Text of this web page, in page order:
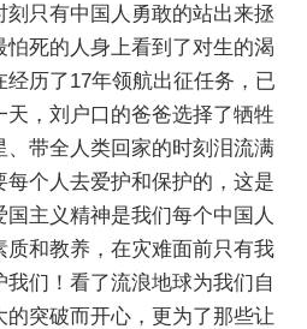
只有中国人勇敢的站出来拯
死的人身上看到了对生的渴
历了17年领航出征任务，已
，刘户口的爸爸选择了牺牲
、带全人类回家的时刻泪流满
个人去爱护和保护的，这是
主义精神是我们每个中国人
和教养，在灾难面前只有我
们！看了流浪地球为我们自
突破而开心，更为了那些让